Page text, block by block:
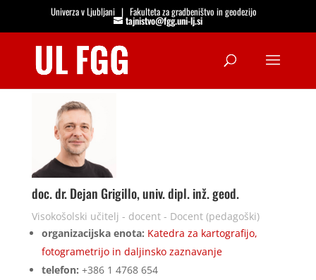
Univerza v Ljubljani |Fakulteta za gradbeništvo in geodezijo
tajnistvo@fgg.uni-lj.si
doc. dr. Dejan Grigillo, univ. dipl. inž. geod.
Visokošolski učitelj - docent - Docent (pedagoški)
organizacijska enota: Katedra za kartografijo,
fotogrametrijo in daljinsko zaznavanje
telefon: +386 1 4768 654